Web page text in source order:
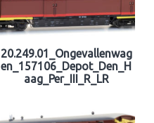
20.249.01_Ongevallenwag
en_157106_Depot_Den_H
aag_Per_III_R_LR